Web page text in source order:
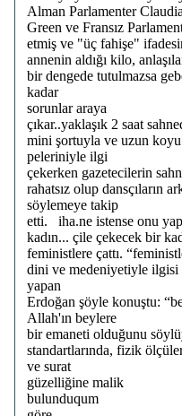
Alman Parlamenter
Green ve Fransız
etmiş ve "üç fahişe"
annenin aldığı kilo,
bir dengede tutulmazsa
kadar
sorunlar araya
çıkar..yaklaşık 2 saat
mini şortuyla ve uzun koyu
peleriniyle ilgi
çekerken gazetecilerin
rahatsız olup dansçıların
söylemeye takip
etti. iha.ne istense onu
kadın... çile çekecek bir
feministlere çattı.
dini ve medeniyetiyle ilgisi
yapan
Erdoğan şöyle konuştu:
Allah'ın beylere
bir emaneti olduğunu
standartlarında, fizik
ve surat
güzelliğine malik
bulunduqum